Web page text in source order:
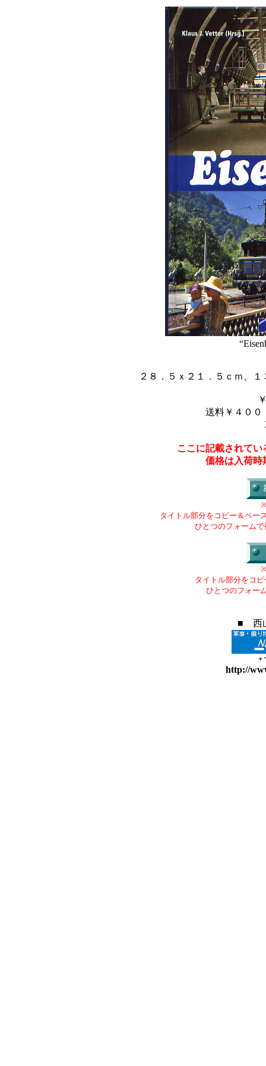
２８．５ｘ２１．５ｃｍ、
送料￥４００
ここに記載されて
価格は入荷時
タイトル部分をコピー＆ペー
ひとつのフォーム
タイトル部分をコ
ひとつのフォー
■ 西
+
http://